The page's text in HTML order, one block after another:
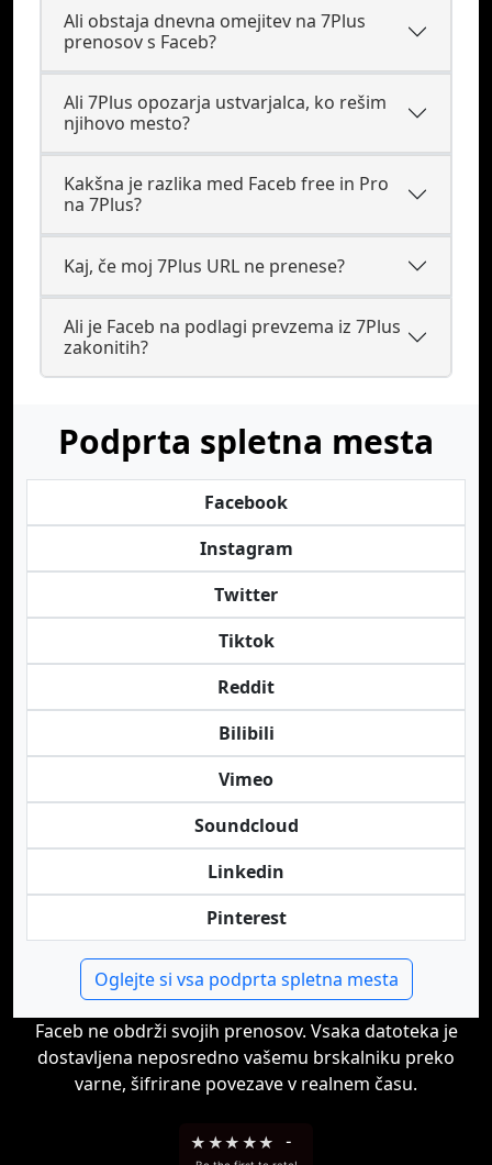
Ali obstaja dnevna omejitev na 7Plus
prenosov s Faceb?
Ali 7Plus opozarja ustvarjalca, ko rešim
njihovo mesto?
Kakšna je razlika med Faceb free in Pro
na 7Plus?
Kaj, če moj 7Plus URL ne prenese?
Ali je Faceb na podlagi prevzema iz 7Plus
zakonitih?
Podprta spletna mesta
Facebook
Instagram
Twitter
Tiktok
Reddit
Bilibili
Vimeo
Soundcloud
Linkedin
Pinterest
Oglejte si vsa podprta spletna mesta
Faceb ne obdrži svojih prenosov. Vsaka datoteka je
dostavljena neposredno vašemu brskalniku preko
varne, šifrirane povezave v realnem času.
★ ★★ ★★ -